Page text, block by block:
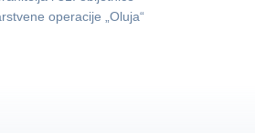
operacije „Oluja“